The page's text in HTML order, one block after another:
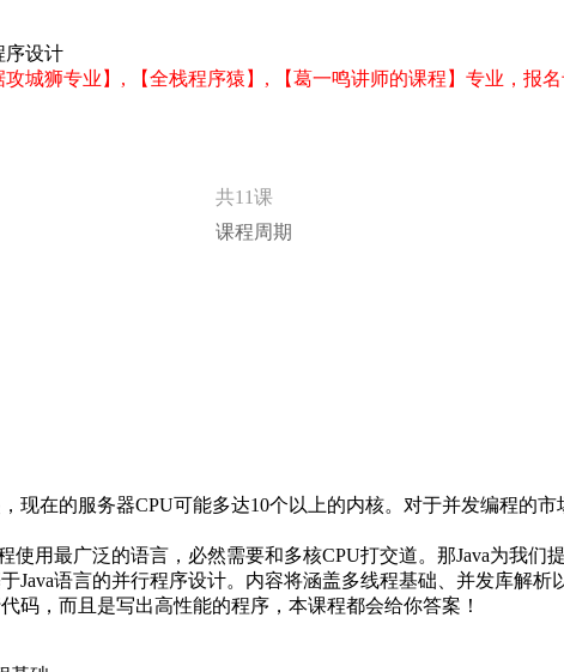
序设计
城狮专业】, 【全栈程序猿】, 【葛一鸣讲师的课程】专业，报
共11课
课程周期
现在的服务器CPU可能多达10个以上的内核。对于并发编程的
使用最广泛的语言，必然需要和多核CPU打交道。那Java为我们
Java语言的并行程序设计。内容将涵盖多线程基础、并发库解析
码，而且是写出高性能的程序，本课程都会给你答案！